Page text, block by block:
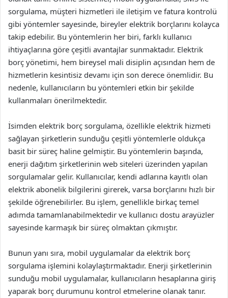
sorgulama, müşteri hizmetleri ile iletişim ve fatura kontrolü
gibi yöntemler sayesinde, bireyler elektrik borçlarını kolayca
takip edebilir. Bu yöntemlerin her biri, farklı kullanıcı
ihtiyaçlarına göre çeşitli avantajlar sunmaktadır. Elektrik
borç yönetimi, hem bireysel mali disiplin açısından hem de
hizmetlerin kesintisiz devamı için son derece önemlidir. Bu
nedenle, kullanıcıların bu yöntemleri etkin bir şekilde
kullanmaları önerilmektedir.
İsimden elektrik borç sorgulama, özellikle elektrik hizmeti
sağlayan şirketlerin sunduğu çeşitli yöntemlerle oldukça
basit bir süreç haline gelmiştir. Bu yöntemlerin başında,
enerji dağıtım şirketlerinin web siteleri üzerinden yapılan
sorgulamalar gelir. Kullanıcılar, kendi adlarına kayıtlı olan
elektrik abonelik bilgilerini girerek, varsa borçlarını hızlı bir
şekilde öğrenebilirler. Bu işlem, genellikle birkaç temel
adımda tamamlanabilmektedir ve kullanıcı dostu arayüzler
sayesinde karmaşık bir süreç olmaktan çıkmıştır.
Bunun yanı sıra, mobil uygulamalar da elektrik borç
sorgulama işlemini kolaylaştırmaktadır. Enerji şirketlerinin
sunduğu mobil uygulamalar, kullanıcıların hesaplarına giriş
yaparak borç durumunu kontrol etmelerine olanak tanır.